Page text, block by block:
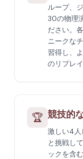
ループ、
30の物理
ださい。
ニークな
習得し、
のリプレ
🏆 競技的
激しい4人
と挑戦し
ックを含